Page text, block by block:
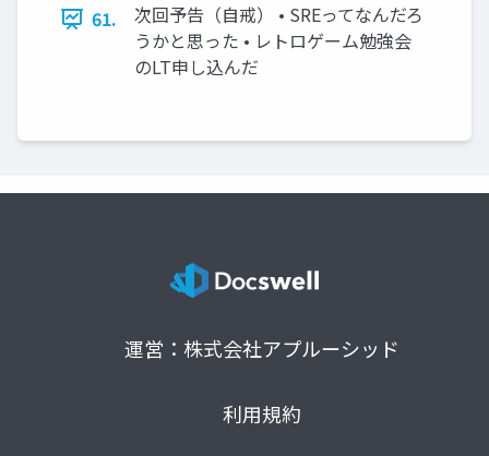
61.
次回予告（自戒） • SREってなんだろ
うかと思った • レトロゲーム勉強会
のLT申し込んだ
運営：株式会社アプルーシッド
利用規約